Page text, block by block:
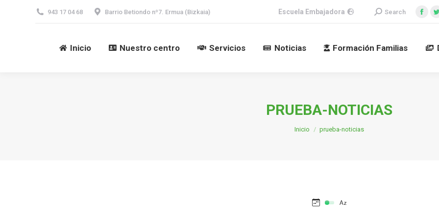
943 17 04 68 Barrio Betiondo nº7. Ermua (Bizkaia) Escuela Embajadora Buscar:
Search
Inicio Nuestro centro Servicios Noticias Formación Familias
PRUEBA-NOTICIAS
Estás aquí:
Inicio prueba-noticias
Inicio Nuestro centro Servicios Noticias Formación Familias